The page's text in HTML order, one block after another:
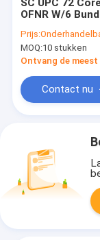
SC UPC 72
OFNR W/6
Cable Single
OS2 Gele jas
Prijs:
MOQ:10 stukken
Contact nu